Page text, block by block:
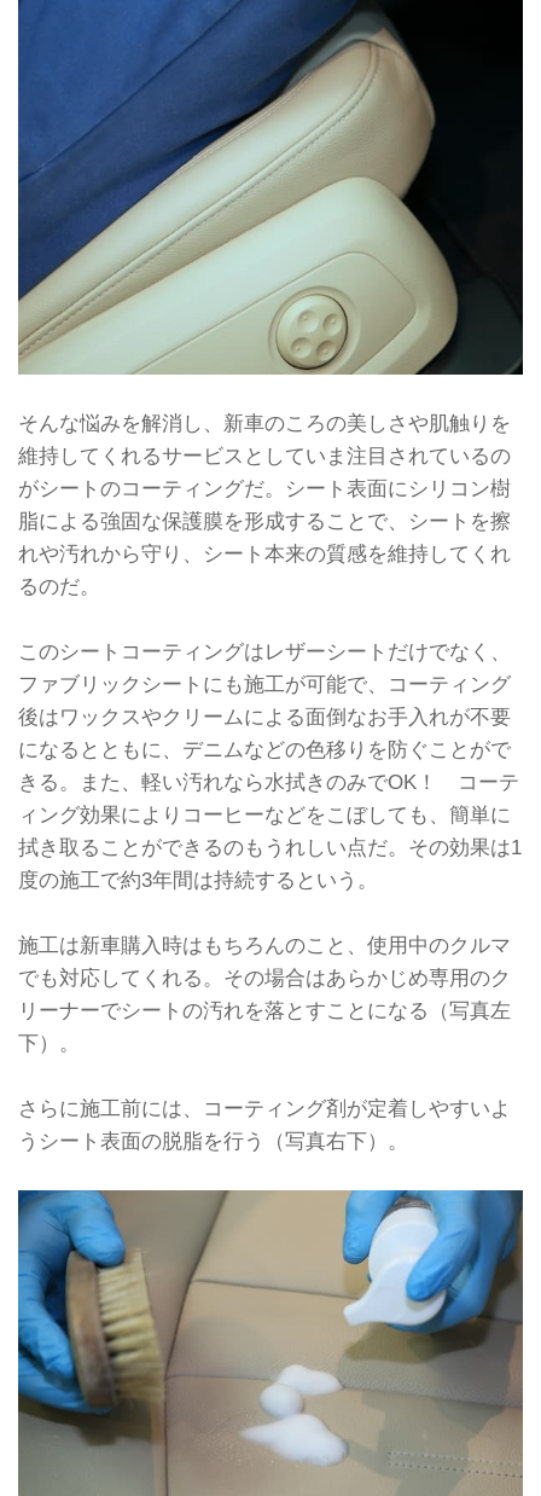
そんな悩みを解消し、新車のころの美しさや肌触りを
維持してくれるサービスとしていま注目されているの
がシートのコーティングだ。シート表面にシリコン樹
脂による強固な保護膜を形成することで、シートを擦
れや汚れから守り、シート本来の質感を維持してくれ
るのだ。
このシートコーティングはレザーシートだけでなく、
ファブリックシートにも施工が可能で、コーティング
後はワックスやクリームによる面倒なお手入れが不要
になるとともに、デニムなどの色移りを防ぐことがで
きる。また、軽い汚れなら水拭きのみでOK！ コーテ
ィング効果によりコーヒーなどをこぼしても、簡単に
拭き取ることができるのもうれしい点だ。その効果は1
度の施工で約3年間は持続するという。
施工は新車購入時はもちろんのこと、使用中のクルマ
でも対応してくれる。その場合はあらかじめ専用のク
リーナーでシートの汚れを落とすことになる（写真左
下）。
さらに施工前には、コーティング剤が定着しやすいよ
うシート表面の脱脂を行う（写真右下）。